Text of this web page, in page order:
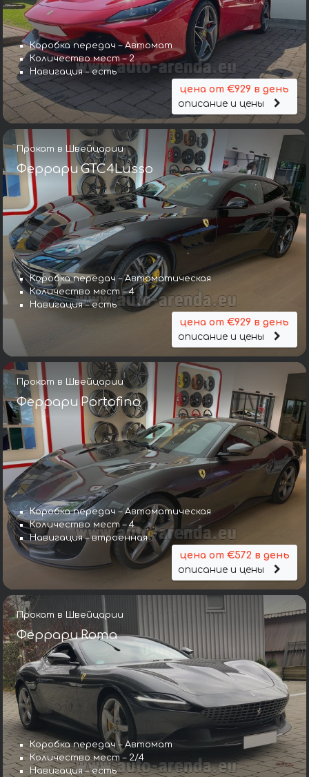
Коробка передач – Автомат
Количество мест – 2
Навигация – есть
цена от €929 в день
описание и цены
Прокат в Швейцарии
Феррари GTC4Lusso
Коробка передач – Автоматическая
Количество мест – 4
Навигация – есть
цена от €929 в день
описание и цены
Прокат в Швейцарии
Феррари Portofino
Коробка передач – Автоматическая
Количество мест – 4
Навигация – втроенная
цена от €572 в день
описание и цены
Прокат в Швейцарии
Феррари Roma
Коробка передач – Автомат
Количество мест – 2/4
Навигация – есть